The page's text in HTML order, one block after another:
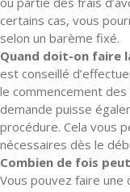
certains cas, vous
selon un barème fixé.
Quand doit-on faire
est conseillé
le commencement
demande puisse
procédure. Cela vous
nécessaires dès le
Combien de fois
Vous pouvez faire une